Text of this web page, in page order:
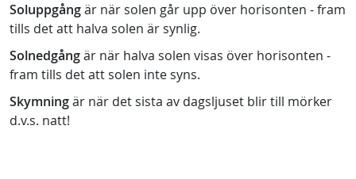
Soluppgångär när solen går upp över horisonten - fram
tills det att halva solen är synlig.
Solnedgångär när halva solen visas över horisonten -
fram tills det att solen inte syns.
Skymningär när det sista av dagsljuset blir till mörker
d.v.s. natt!